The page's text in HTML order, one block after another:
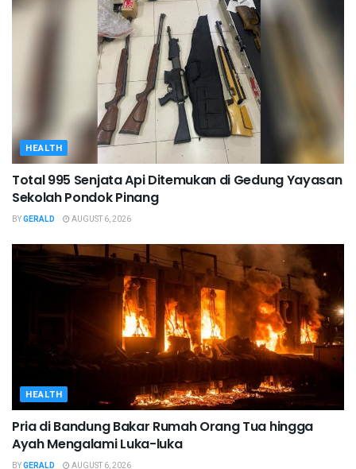
HEALTH
Total 995 Senjata Api Ditemukan di Gedung Yayasan
Sekolah Pondok Pinang
BYGERALD AUGUST 6, 2026
HEALTH
Pria di Bandung Bakar Rumah Orang Tua hingga
Ayah Mengalami Luka-luka
BYGERALD AUGUST 6, 2026